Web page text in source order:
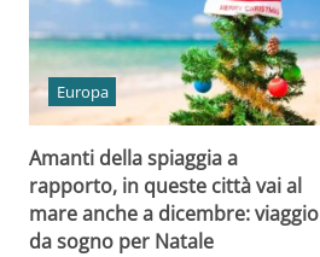
Europa
Amanti della spiaggia a
rapporto, in queste città vai al
mare anche a dicembre: viaggio
da sogno per Natale